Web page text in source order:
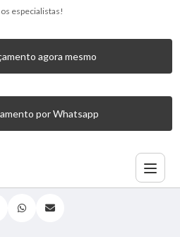
especialistas!
agora mesmo
por Whatsapp